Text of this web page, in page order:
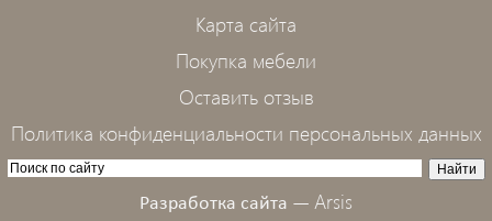
Карта сайта
Покупка мебели
Оставить отзыв
Политика конфиденциальности персональных данных
Разработка сайта — Arsis